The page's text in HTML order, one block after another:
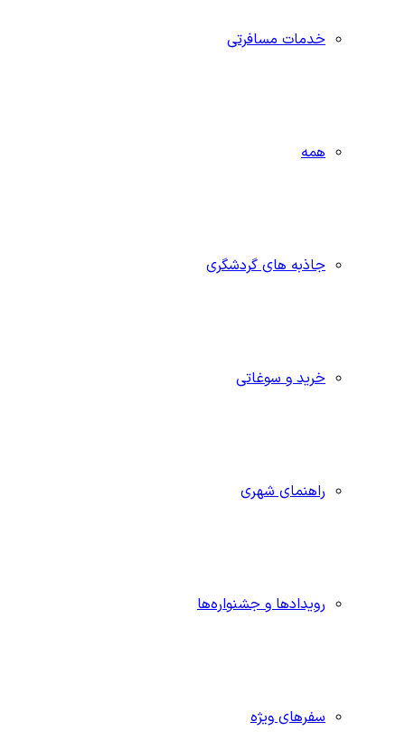
خدمات مسافرتی
همه
جاذبه‌ های گردشگری
خرید و سوغاتی
راهنمای شهری
رویدادها و جشنواره‌ها
سفرهای ویژه